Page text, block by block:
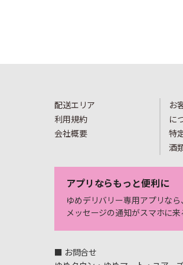
配送エリア
利用規約
会社概要
お
に
特
酒
アプリならもっと便利に
ゆめデリバリー専用アプリなら
メッセージの通知がスマホに来
■ お問合せ